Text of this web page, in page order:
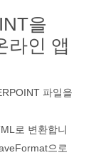
을
라인 앱
파일을
로 변환합니
으로